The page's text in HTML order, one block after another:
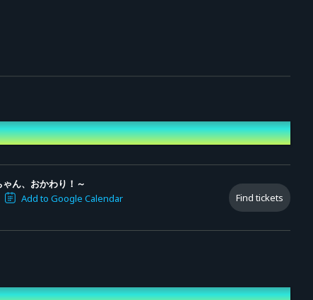
ん、おかわり！～
Add to Google Calendar
Find tickets